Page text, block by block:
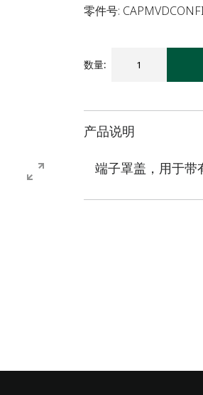
零件号:
数量:
产品说明
端子罩盖，用于带